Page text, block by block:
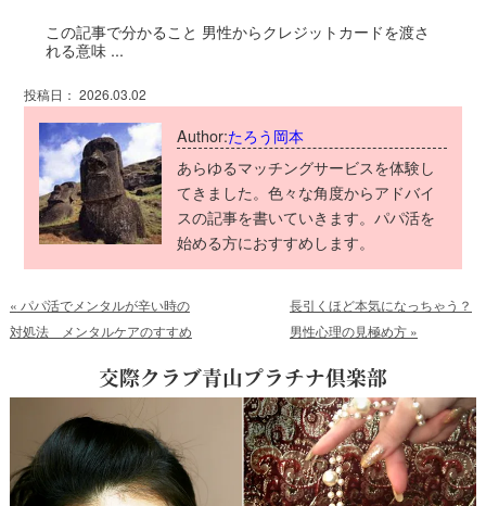
この記事で分かること 男性からクレジットカードを渡さ
れる意味 ...
投稿日： 2026.03.02
Author:たろう岡本
あらゆるマッチングサービスを体験し
てきました。色々な角度からアドバイ
スの記事を書いていきます。パパ活を
始める方におすすめします。
« パパ活でメンタルが辛い時の
対処法 メンタルケアのすすめ
長引くほど本気になっちゃう？
男性心理の見極め方 »
交際クラブ青山プラチナ倶楽部